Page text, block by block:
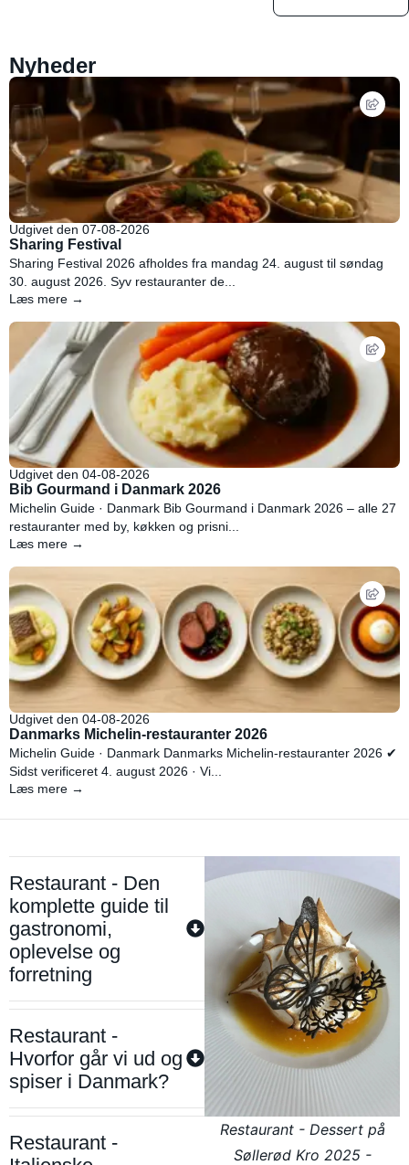
Nyheder
Udgivet den 07-08-2026
Sharing Festival
Sharing Festival 2026 afholdes fra mandag 24. august til søndag
30. august 2026. Syv restauranter de...
Læs mere →
Udgivet den 04-08-2026
Bib Gourmand i Danmark 2026
Michelin Guide · Danmark Bib Gourmand i Danmark 2026 – alle 27
restauranter med by, køkken og prisni...
Læs mere →
Udgivet den 04-08-2026
Danmarks Michelin-restauranter 2026
Michelin Guide · Danmark Danmarks Michelin-restauranter 2026 ✔
Sidst verificeret 4. august 2026 · Vi...
Læs mere →
Restaurant - Den
komplette guide til
gastronomi,
oplevelse og
forretning
Restaurant -
Hvorfor går vi ud og
spiser i Danmark?
Restaurant -
Restaurant - Dessert på
Søllerød Kro 2025 -